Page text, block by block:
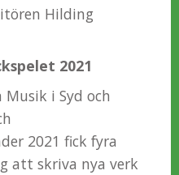
Hilding
2021
i Syd och
2021 fick fyra
att skriva nya verk